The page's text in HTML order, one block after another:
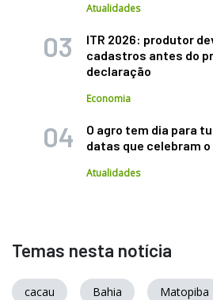
Atualidades
ITR 2026: produtor
cadastros antes do
declaração
Economia
O agro tem dia para
datas que celebram
Atualidades
Temas nesta notícia
cacau Bahia Matopiba